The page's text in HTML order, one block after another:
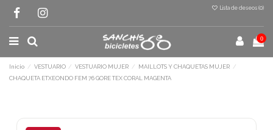
Lista de deseos (0)
0
Inicio VESTUARIO VESTUARIO MUJER
MAILLOTS Y CHAQUETAS MUJER
CHAQUETA ETXEONDO FEM 76 GORE TEX CORAL MAGENTA
Terminal de consulta